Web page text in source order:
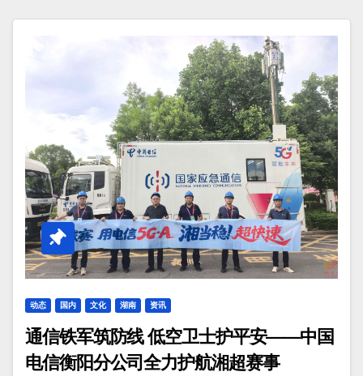
动态 国内 文化 湖南 资讯
通信铁军筑防线 低空卫士护平安——中国
电信衡阳分公司全力护航湘超赛事